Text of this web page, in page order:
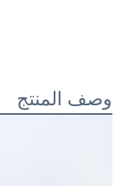
وصف المنتج